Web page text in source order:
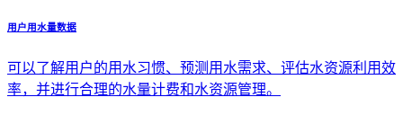
用户用水量数据
可以了解用户的用水习惯、预测用水需求、评估水资源利用效
率，并进行合理的水量计费和水资源管理。